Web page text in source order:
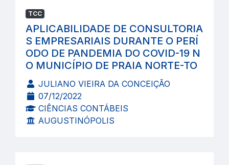
TCC
APLICABILIDADE DE CONSULTORIA
S EMPRESARIAIS DURANTE O PERÍ
ODO DE PANDEMIA DO COVID-19 N
O MUNICÍPIO DE PRAIA NORTE-TO
JULIANO VIEIRA DA CONCEIÇÃO
07/12/2022
CIÊNCIAS CONTÁBEIS
AUGUSTINÓPOLIS